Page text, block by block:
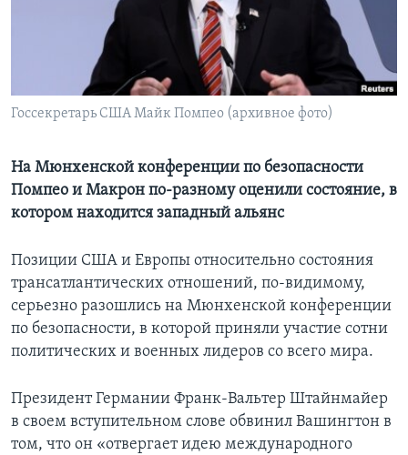
Learning English
СОЦИАЛЬНЫЕ СЕТИ
Языки
Госсекретарь США Майк Помпео (архивное фото)
На Мюнхенской конференции по безопасности
Помпео и Макрон по-разному оценили состояние, в
котором находится западный альянс
Позиции США и Европы относительно состояния
трансатлантических отношений, по-видимому,
серьезно разошлись на Мюнхенской конференции
по безопасности, в которой приняли участие сотни
политических и военных лидеров со всего мира.
Президент Германии Франк-Вальтер Штайнмайер
в своем вступительном слове обвинил Вашингтон в
том, что он «отвергает идею международного